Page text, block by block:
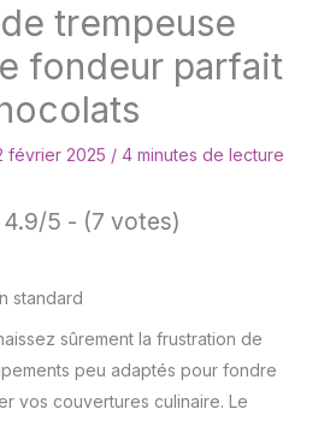
trempeuse
fondeur parfait
février 2025 / 4 minutes de lecture
4.9/5 - (7 votes)
sûrement la frustration de
peu adaptés pour fondre
vos couvertures culinaire. Le